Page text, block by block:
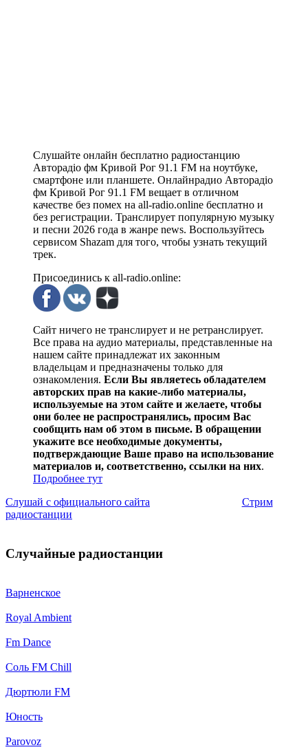
Слушайте онлайн бесплатно радиостанцию
Авторадіо фм Кривой Рог 91.1 FM на ноутбуке,
смартфоне или планшете. Онлайнрадио Авторадіо
фм Кривой Рог 91.1 FM вещает в отличном
качестве без помех на all-radio.online бесплатно и
без регистрации. Транслирует популярную музыку
и песни 2026 года в жанре news. Воспользуйтесь
сервисом Shazam для того, чтобы узнать текущий
трек.
Присоединись к all-radio.online:
Сайт ничего не транслирует и не ретранслирует.
Все права на аудио материалы, представленные на
нашем сайте принадлежат их законным
владельцам и предназначены только для
ознакомления. Если Вы являетесь обладателем
авторских прав на какие-либо материалы,
используемые на этом сайте и желаете, чтобы
они более не распространялись, просим Вас
сообщить нам об этом в письме. В обращении
укажите все необходимые документы,
подтверждающие Ваше право на использование
материалов и, соответственно, ссылки на них.
Подробнее тут
Слушай с официального сайта
Стрим
радиостанции
Случайные радиостанции
Варненское
Royal Ambient
Fm Dance
Соль FM Chill
Дюртюли FM
Юность
Parovoz